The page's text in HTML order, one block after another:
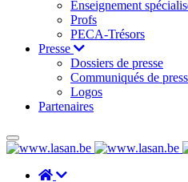
Enseignement
Profs
PECA-Trésors
Presse
Dossiers de presse
Communiqués de
Logos
Partenaires